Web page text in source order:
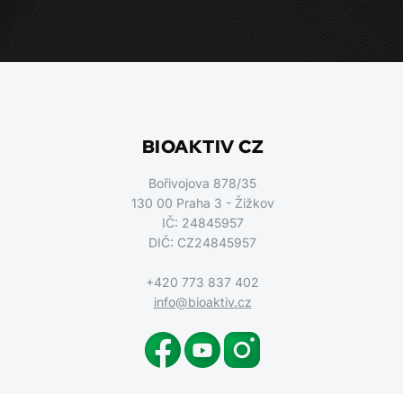
BIOAKTIV CZ
Bořivojova 878/35
130 00 Praha 3 - Žižkov
IČ: 24845957
DIČ: CZ24845957
+420 773 837 402
info@bioaktiv.cz